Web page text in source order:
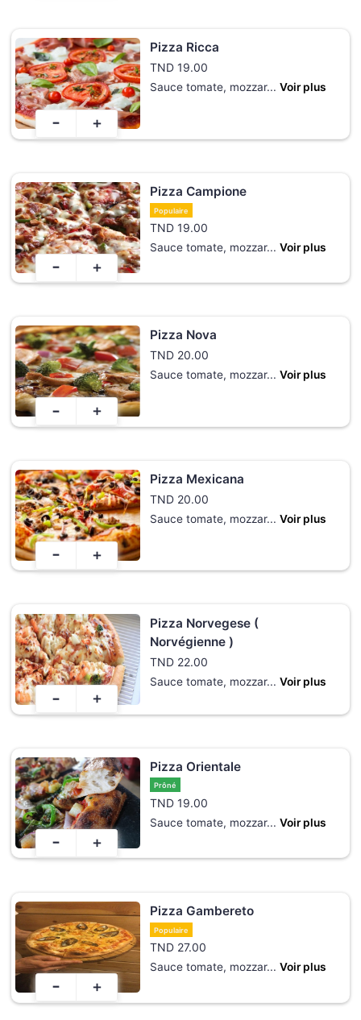
Pizza Ricca
TND 19.00
Sauce tomate, mozzar... Voir plus
- +
Pizza Campione
Populaire
TND 19.00
Sauce tomate, mozzar... Voir plus
- +
Pizza Nova
TND 20.00
Sauce tomate, mozzar... Voir plus
- +
Pizza Mexicana
TND 20.00
Sauce tomate, mozzar... Voir plus
- +
Pizza Norvegese (
Norvégienne )
TND 22.00
Sauce tomate, mozzar... Voir plus
- +
Pizza Orientale
Prôné
TND 19.00
Sauce tomate, mozzar... Voir plus
- +
Pizza Gambereto
Populaire
TND 27.00
Sauce tomate, mozzar... Voir plus
- +